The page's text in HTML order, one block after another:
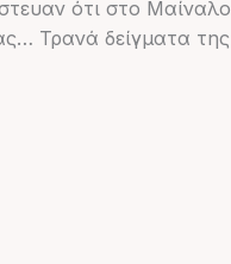
ότι στο
Τρανά δείγματα